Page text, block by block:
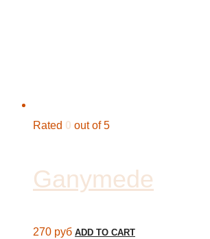
Rated 0 out of 5
Ganymede
270 руб ADD TO CART